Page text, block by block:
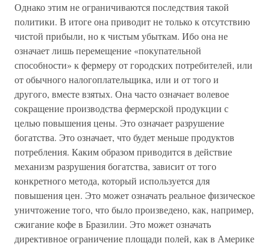
Однако этим не ограничиваются последствия такой
политики. В итоге она приводит не только к отсутствию
чистой прибыли, но к чистым убыткам. Ибо она не
означает лишь перемещение «покупательной
способности» к фермеру от городских потребителей, или
от обычного налогоплательщика, или и от того и
другого, вместе взятых. Она часто означает волевое
сокращение производства фермерской продукции с
целью повышения цены. Это означает разрушение
богатства. Это означает, что будет меньше продуктов
потребления. Каким образом приводится в действие
механизм разрушения богатства, зависит от того
конкретного метода, который используется для
повышения цен. Это может означать реальное физическое
уничтожение того, что было произведено, как, например,
сжигание кофе в Бразилии. Это может означать
директивное ограничение площади полей, как в Америке